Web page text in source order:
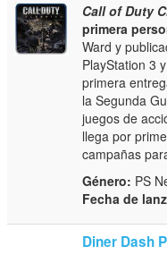
Call of Duty
primera
Ward y
PlayStation 3
primera
la Segunda
juegos de
llega por
campañas
Género: PS
Fecha de
Diner Dash